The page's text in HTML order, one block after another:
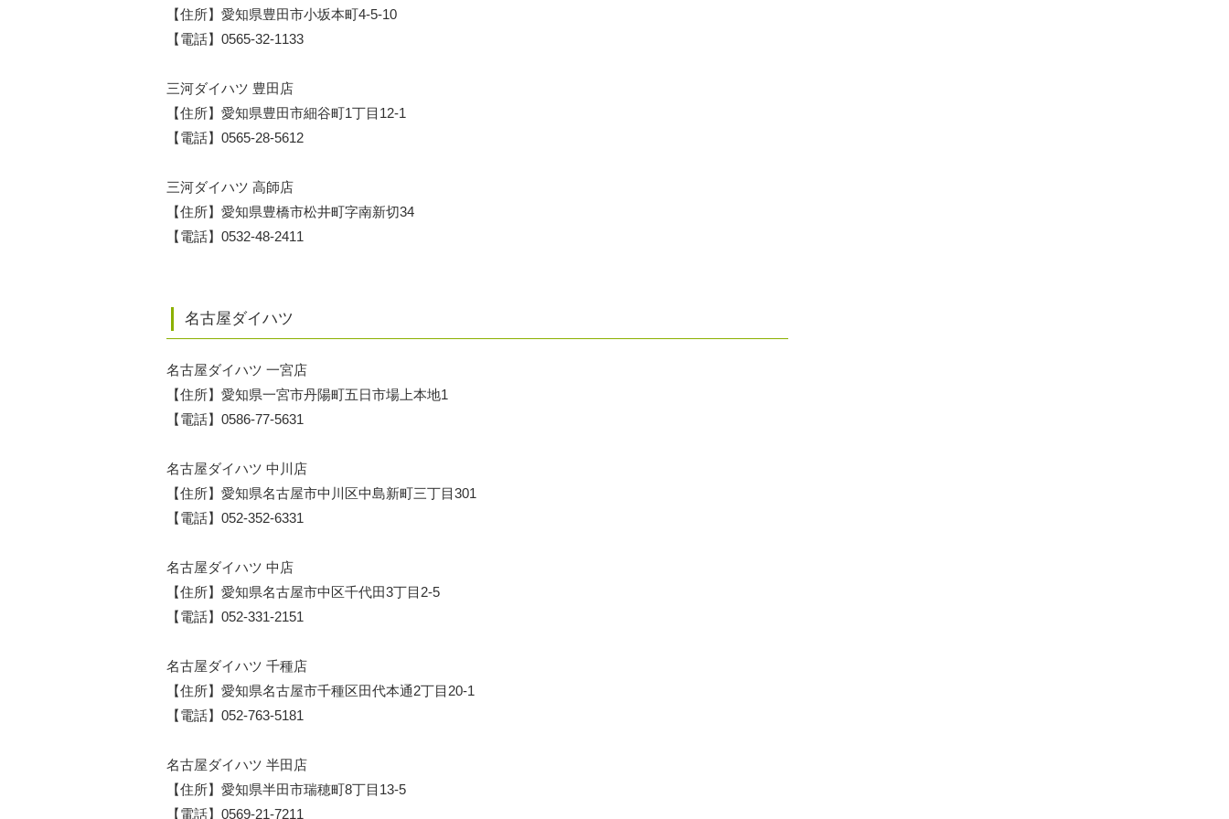
【住所】愛知県豊田市小坂本町4-5-10
【電話】0565-32-1133
三河ダイハツ 豊田店
【住所】愛知県豊田市細谷町1丁目12-1
【電話】0565-28-5612
三河ダイハツ 高師店
【住所】愛知県豊橋市松井町字南新切34
【電話】0532-48-2411
名古屋ダイハツ
名古屋ダイハツ 一宮店
【住所】愛知県一宮市丹陽町五日市場上本地1
【電話】0586-77-5631
名古屋ダイハツ 中川店
【住所】愛知県名古屋市中川区中島新町三丁目301
【電話】052-352-6331
名古屋ダイハツ 中店
【住所】愛知県名古屋市中区千代田3丁目2-5
【電話】052-331-2151
名古屋ダイハツ 千種店
【住所】愛知県名古屋市千種区田代本通2丁目20-1
【電話】052-763-5181
名古屋ダイハツ 半田店
【住所】愛知県半田市瑞穂町8丁目13-5
【電話】0569-21-7211